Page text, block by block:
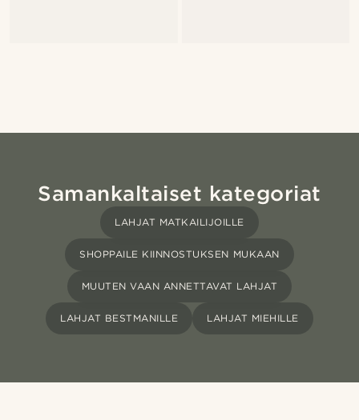
Samankaltaiset kategoriat
LAHJAT MATKAILIJOILLE
SHOPPAILE KIINNOSTUKSEN MUKAAN
MUUTEN VAAN ANNETTAVAT LAHJAT
LAHJAT BESTMANILLE LAHJAT MIEHILLE